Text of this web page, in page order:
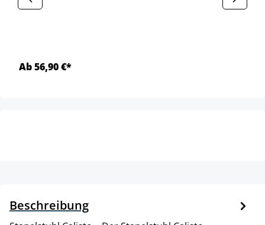
Ab 56,90 €*
Beschreibung